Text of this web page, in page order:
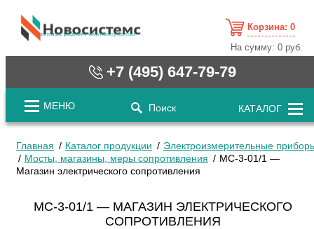
cистемные решения / www.novosystems.ru
Корзина: 0
На сумму:0 руб.
+7 (495) 647-79-79
МЕНЮ Поиск КАТАЛОГ
Главная Каталог продукции
Электроизмерительные
Мосты, магазины, меры сопротивления
МС-3-01/1 —
Магазин электрического сопротивления
МС-3-01/1 — МАГАЗИН ЭЛЕКТРИЧЕСКОГО
СОПРОТИВЛЕНИЯ